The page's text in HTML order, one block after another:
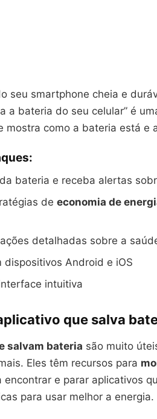
seu smartphone cheia e
a bateria do seu celular” é
mostra como a bateria está e
bateria e receba alertas
de economia de
detalhadas sobre a
dispositivos Android e iOS
intuitiva
que salva
salvam bateria são muito
Eles têm recursos para
encontrar e parar aplicativos
para usar melhor a energia.